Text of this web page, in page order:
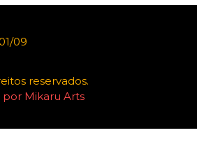
09
reservados.
por Mikaru Arts